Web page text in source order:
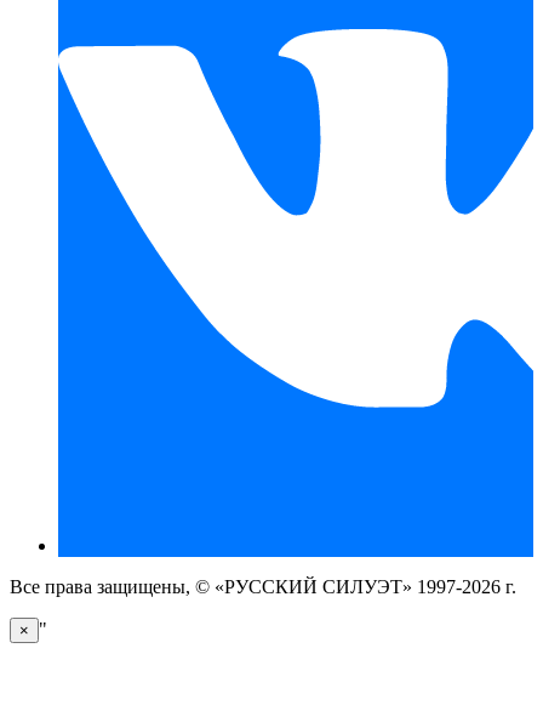
Все права защищены, © «РУССКИЙ СИЛУЭТ» 1997-2026 г.
× "